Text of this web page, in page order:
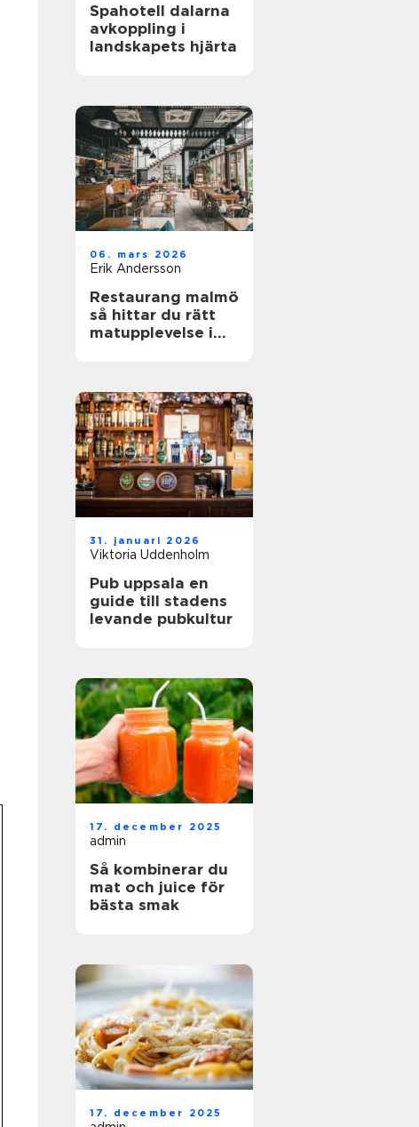
Spahotell dalarna
avkoppling i
landskapets hjärta
06. mars 2026
Erik Andersson
Restaurang malmö
så hittar du rätt
matupplevelse i
31. januari 2026
Viktoria Uddenholm
Pub uppsala en
guide till stadens
levande pubkultur
17. december 2025
admin
Så kombinerar du
mat och juice för
bästa smak
17. december 2025